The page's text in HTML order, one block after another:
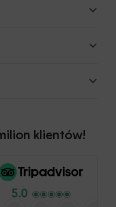
klientów!
5.0